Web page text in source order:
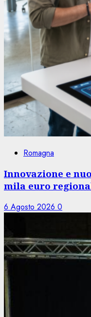
Romagna
Innovazione e
mila euro
6 Agosto 2026 0